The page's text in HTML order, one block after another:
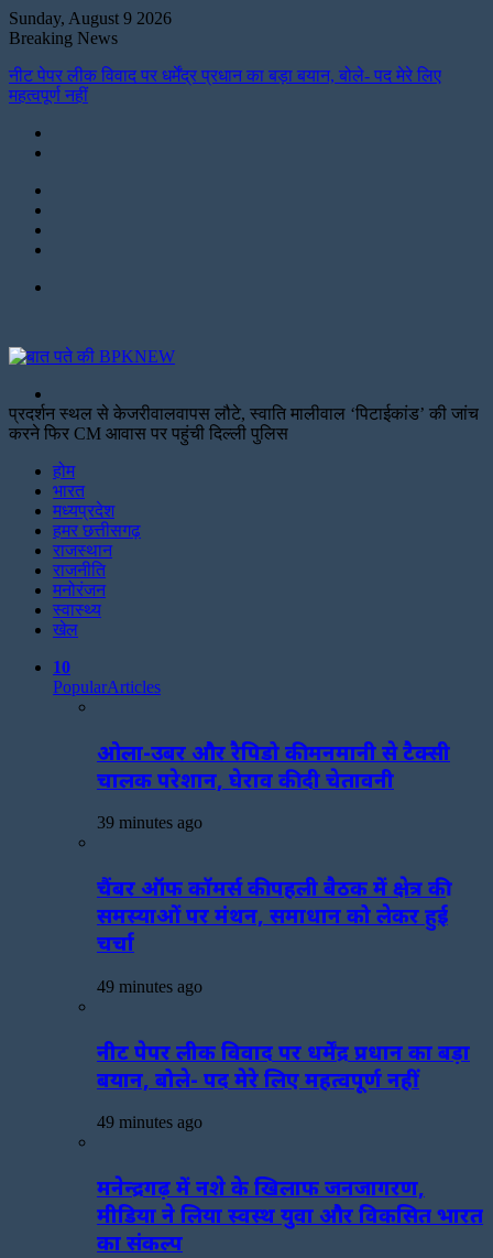
Sunday, August 9 2026
Breaking News
नीट पेपर लीक विवाद पर धर्मेंद्र प्रधान का बड़ा बयान, बोले- पद मेरे लिए
महत्वपूर्ण नहीं
for
प्रदर्शन स्थल से केजरीवालवापस लौटे, स्वाति मालीवाल ‘पिटाईकांड’ की जांच
करने फिर CM आवास पर पहुंची दिल्ली पुलिस
होम
भारत
मध्यप्रदेश
हमर छत्तीसगढ़
राजस्थान
राजनीति
मनोरंजन
स्वास्थ्य
खेल
10
PopularArticles
ओला-उबर और रैपिडो की मनमानी से टैक्सी
चालक परेशान, घेराव की दी चेतावनी
39 minutes ago
चैंबर ऑफ कॉमर्स की पहली बैठक में क्षेत्र की
समस्याओं पर मंथन, समाधान को लेकर हुई
चर्चा
49 minutes ago
नीट पेपर लीक विवाद पर धर्मेंद्र प्रधान का बड़ा
बयान, बोले- पद मेरे लिए महत्वपूर्ण नहीं
49 minutes ago
मनेन्द्रगढ़ में नशे के खिलाफ जनजागरण,
मीडिया ने लिया स्वस्थ युवा और विकसित भारत
का संकल्प